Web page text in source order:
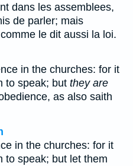
dans les assemblees,
de parler; mais
le dit aussi la loi.
in the churches: for it
to speak; but they are
as also saith
in the churches: for it
to speak; but let them